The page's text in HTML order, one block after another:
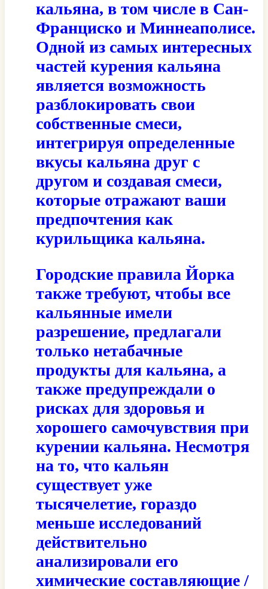
кальяна, в том числе в Сан-
Франциско и Миннеаполисе.
Одной из самых интересных
частей курения кальяна
является возможность
разблокировать свои
собственные смеси,
интегрируя определенные
вкусы кальяна друг с
другом и создавая смеси,
которые отражают ваши
предпочтения как
курильщика кальяна.
Городские правила Йорка
также требуют, чтобы все
кальянные имели
разрешение, предлагали
только нетабачные
продукты для кальяна, а
также предупреждали о
рисках для здоровья и
хорошего самочувствия при
курении кальяна. Несмотря
на то, что кальян
существует уже
тысячелетие, гораздо
меньше исследований
действительно
анализировали его
химические составляющие /